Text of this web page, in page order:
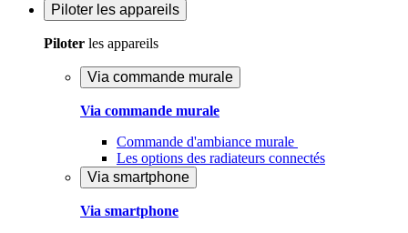
Piloter les appareils
Piloter les appareils
Via commande murale
Via commande murale
Commande d'ambiance murale
Les options des radiateurs connectés
Via smartphone
Via smartphone